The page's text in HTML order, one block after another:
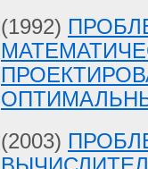
(1992)
(2003)